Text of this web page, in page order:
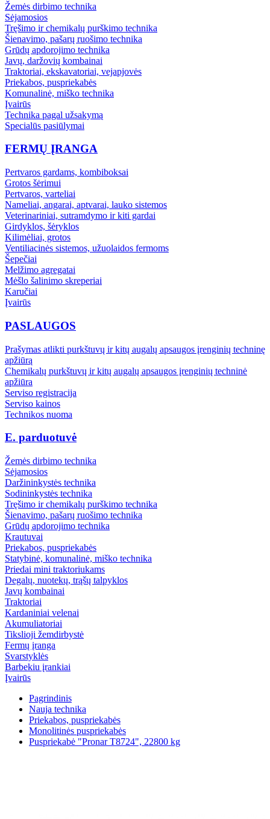
Žemės dirbimo technika
Sėjamosios
Tręšimo ir chemikalų purškimo technika
Šienavimo, pašarų ruošimo technika
Grūdų apdorojimo technika
Javų, daržovių kombainai
Traktoriai, ekskavatoriai, vejapjovės
Priekabos, puspriekabės
Komunalinė, miško technika
Įvairūs
Technika pagal užsakymą
Specialūs pasiūlymai
FERMŲ ĮRANGA
Pertvaros gardams, kombiboksai
Grotos šėrimui
Pertvaros, varteliai
Nameliai, angarai, aptvarai, lauko sistemos
Veterinariniai, sutramdymo ir kiti gardai
Girdyklos, šėryklos
Kilimėliai, grotos
Ventiliacinės sistemos, užuolaidos fermoms
Šepečiai
Melžimo agregatai
Mėšlo šalinimo skreperiai
Karučiai
Įvairūs
PASLAUGOS
Prašymas atlikti purkštuvų ir kitų augalų apsaugos įrenginių techninę
apžiūrą
Chemikalų purkštuvų ir kitų augalų apsaugos įrenginių techninė
apžiūra
Serviso registracija
Serviso kainos
Technikos nuoma
E. parduotuvė
Žemės dirbimo technika
Sėjamosios
Daržininkystės technika
Sodininkystės technika
Tręšimo ir chemikalų purškimo technika
Šienavimo, pašarų ruošimo technika
Grūdų apdorojimo technika
Krautuvai
Priekabos, puspriekabės
Statybinė, komunalinė, miško technika
Priedai mini traktoriukams
Degalų, nuotekų, trąšų talpyklos
Javų kombainai
Traktoriai
Kardaniniai velenai
Akumuliatoriai
Tikslioji žemdirbystė
Fermų įranga
Svarstyklės
Barbekiu įrankiai
Įvairūs
Pagrindinis
Nauja technika
Priekabos, puspriekabės
Monolitinės puspriekabės
Puspriekabė "Pronar T8724", 22800 kg